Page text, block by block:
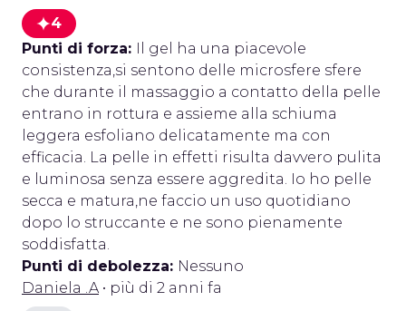
4
Punti di forza: Il gel ha una piacevole
consistenza,si sentono delle microsfere sfere
che durante il massaggio a contatto della pelle
entrano in rottura e assieme alla schiuma
leggera esfoliano delicatamente ma con
efficacia. La pelle in effetti risulta davvero pulita
e luminosa senza essere aggredita. Io ho pelle
secca e matura,ne faccio un uso quotidiano
dopo lo struccante e ne sono pienamente
soddisfatta.
Punti di debolezza: Nessuno
Daniela .A • più di 2 anni fa